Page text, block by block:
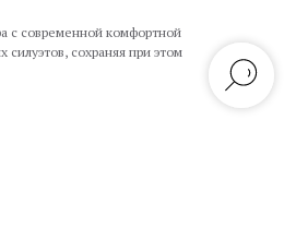
с современной комфортной
сохраняя при этом